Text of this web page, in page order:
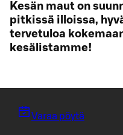
Kesän maut on
pitkissä illoissa,
tervetuloa
kesälistamme!
Varaa pöytä